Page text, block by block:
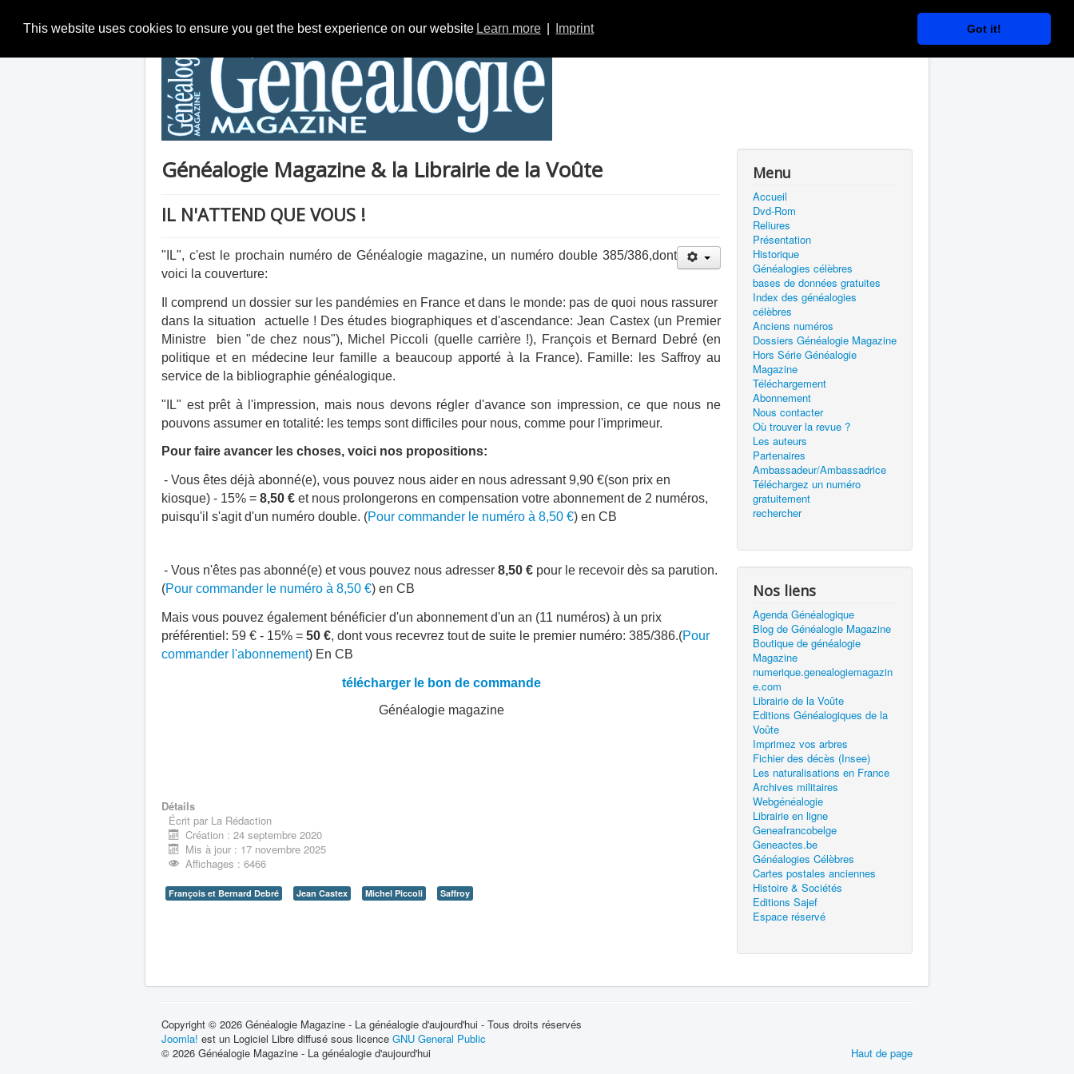
This website uses cookies to ensure you get the best experience on our website Learn more Imprint Got it!
Généalogie Magazine & la Librairie de la Voûte
IL N'ATTEND QUE VOUS !
"IL", c'est le prochain numéro de Généalogie magazine, un numéro double 385/386,dont
voici la couverture:
Il comprend un dossier sur les pandémies en France et dans le monde: pas de quoi nous rassurer
dans la situation actuelle ! Des études biographiques et d'ascendance: Jean Castex (un Premier
Ministre bien "de chez nous"), Michel Piccoli (quelle carrière !), François et Bernard Debré (en
politique et en médecine leur famille a beaucoup apporté à la France). Famille: les Saffroy au
service de la bibliographie généalogique.
"IL" est prêt à l'impression, mais nous devons régler d'avance son impression, ce que nous ne
pouvons assumer en totalité: les temps sont difficiles pour nous, comme pour l'imprimeur.
Pour faire avancer les choses, voici nos propositions:
- Vous êtes déjà abonné(e), vous pouvez nous aider en nous adressant 9,90 €(son prix en
kiosque) - 15% = 8,50 € et nous prolongerons en compensation votre abonnement de 2 numéros,
puisqu'il s'agit d'un numéro double. (Pour commander le numéro à 8,50 €) en CB
- Vous n'êtes pas abonné(e) et vous pouvez nous adresser 8,50 € pour le recevoir dès sa parution.
(Pour commander le numéro à 8,50 €) en CB
Mais vous pouvez également bénéficier d'un abonnement d'un an (11 numéros) à un prix
préférentiel: 59 € - 15% = 50 €, dont vous recevrez tout de suite le premier numéro: 385/386.(Pour
commander l'abonnement) En CB
télécharger le bon de commande
Généalogie magazine
Détails
Écrit par La Rédaction
Création : 24 septembre 2020
Mis à jour : 17 novembre 2025
Affichages : 6466
François et Bernard Debré Jean Castex Michel Piccoli Saffroy
Menu
Accueil
Dvd-Rom
Reliures
Présentation
Historique
Généalogies célèbres
bases de données gratuites
Index des généalogies
célèbres
Anciens numéros
Dossiers Généalogie Magazine
Hors Série Généalogie
Magazine
Téléchargement
Abonnement
Nous contacter
Où trouver la revue ?
Les auteurs
Partenaires
Ambassadeur/Ambassadrice
Téléchargez un numéro
gratuitement
rechercher
Nos liens
Agenda Généalogique
Blog de Généalogie Magazine
Boutique de généalogie
Magazine
numerique.genealogiemagazin
e.com
Librairie de la Voûte
Editions Généalogiques de la
Voûte
Imprimez vos arbres
Fichier des décès (Insee)
Les naturalisations en France
Archives militaires
Webgénéalogie
Librairie en ligne
Geneafrancobelge
Geneactes.be
Généalogies Célèbres
Cartes postales anciennes
Histoire & Sociétés
Editions Sajef
Espace réservé
Copyright © 2026 Généalogie Magazine - La généalogie d'aujourd'hui - Tous droits réservés
Joomla! est un Logiciel Libre diffusé sous licence GNU General Public
Haut de page
© 2026 Généalogie Magazine - La généalogie d'aujourd'hui